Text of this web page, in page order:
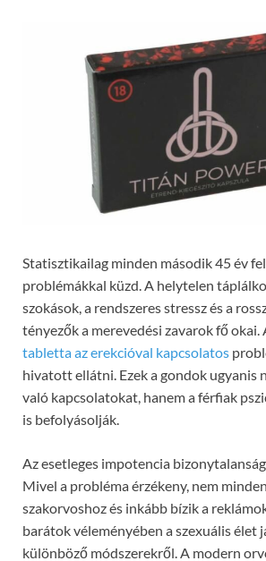
Statisztikailag minden második 45 év
problémákkal küzd. A helytelen
szokások, a rendszeres stressz és a
tényezők a merevedési zavarok fő okai.
tabletta az erekcióval kapcsolatos
hivatott ellátni. Ezek a gondok ugyanis
való kapcsolatokat, hanem a férfiak
is befolyásolják.
Az esetleges impotencia
Mivel a probléma érzékeny, nem
szakorvoshoz és inkább bízik a
barátok véleményében a szexuális élet
különböző módszerekről. A modern